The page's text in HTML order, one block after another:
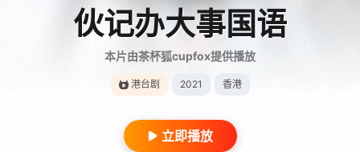
伙记办大事国语
本片由茶杯狐cupfox提供播放
港台剧 2021 香港
立即播放